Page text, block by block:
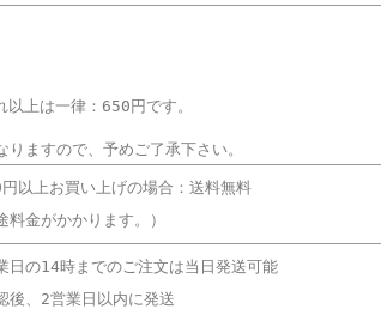
上は一律：650円です。
ますので、予めご了承下さい。
以上お買い上げの場合： 送料無料
料金がかかります。）
日の14時までのご注文は当日発送可能
後、2営業日以内に発送